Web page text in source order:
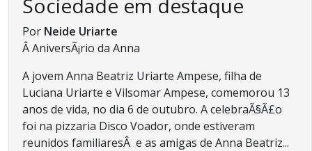
Sociedade em destaque
Por Neide Uriarte
Â AniversÃ¡rio da Anna
A jovem Anna Beatriz Uriarte Ampese, filha de
Luciana Uriarte e Vilsomar Ampese, comemorou 13
anos de vida, no dia 6 de outubro. A celebraÃ§Ã£o
foi na pizzaria Disco Voador, onde estiveram
reunidos familiaresÂ e as amigas de Anna Beatriz...